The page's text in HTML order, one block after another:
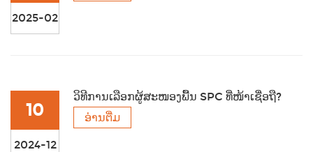
2025-02
10
2024-12
ວິທີການເລືອກຜູ້ສະໜອງພື້ນ SPC ທີ່ໜ້າເຊື່ອຖື?
ອ່ານຕື່ມ